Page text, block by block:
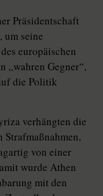
Präsidentschaft
um seine
europäischen
„wahren Gegner“,
die Politik
verhängten die
Strafmaßnahmen,
von einer
wurde Athen
mit den